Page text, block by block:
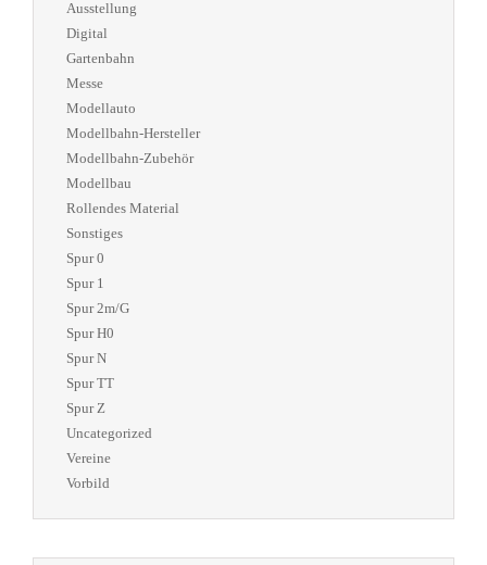
Ausstellung
Digital
Gartenbahn
Messe
Modellauto
Modellbahn-Hersteller
Modellbahn-Zubehör
Modellbau
Rollendes Material
Sonstiges
Spur 0
Spur 1
Spur 2m/G
Spur H0
Spur N
Spur TT
Spur Z
Uncategorized
Vereine
Vorbild